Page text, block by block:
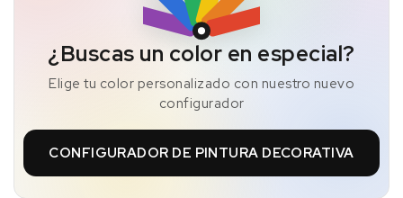
¿Buscas un color en especial?
Elige tu color personalizado con nuestro nuevo
configurador
CONFIGURADOR DE PINTURA DECORATIVA